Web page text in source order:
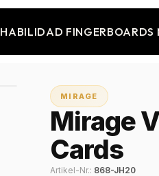
HABILIDAD FINGERBOARDS
MIRAGE
Mirage
Cards
Artikel-Nr.: 868-JH20